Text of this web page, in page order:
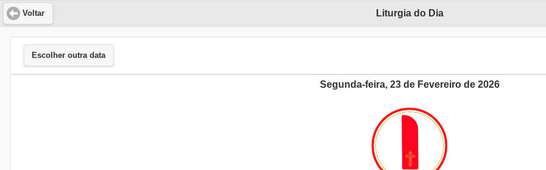
Liturgia do Dia
Voltar
Escolher outra data
Segunda-feira, 23 de Fevereiro de 2026